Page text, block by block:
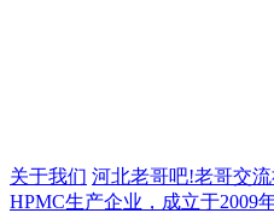
关于我们 河北老哥吧!老哥交
HPMC生产企业，成立于2009